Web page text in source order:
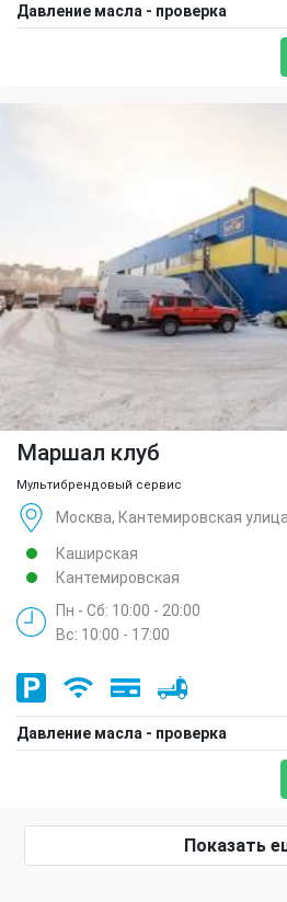
Давление масла - проверка
Маршал клуб
Мультибрендовый сервис
Москва, Кантемировская
Каширская
Кантемировская
Пн - Сб: 10:00 - 20:00
Вс: 10:00 - 17:00
Давление масла - проверка
Показать